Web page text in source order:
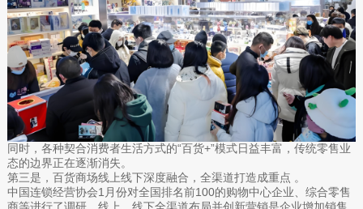
同时，各种契合消费者生活方式的“百货+”模式日益丰富，传统零售业
态的边界正在逐渐消失。
第三是，百货商场线上线下深度融合，全渠道打造成重点 。
中国连锁经营协会1月份对全国排名前100的购物中心企业、综合零售
商等进行了调研，线上、线下全渠道布局并创新营销是企业增加销售